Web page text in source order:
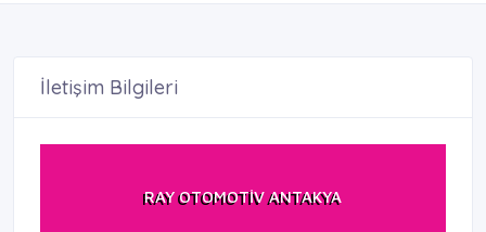
İletişim Bilgileri
RAY OTOMOTİV ANTAKYA